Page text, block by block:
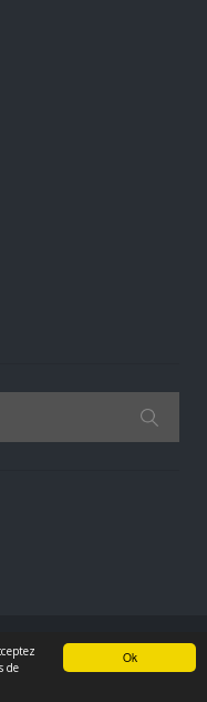
Ok
de
Promodul